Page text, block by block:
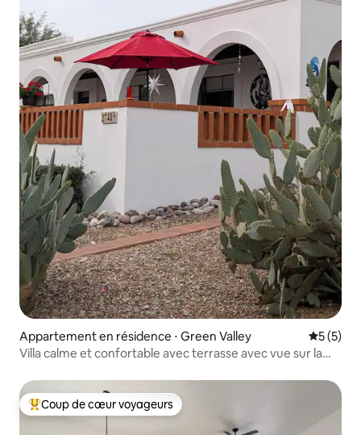
Appartement en résidence ⋅ Green Valley
5 (5)
Villa calme et confortable avec terrasse avec vue sur la
Coups de cœur voyageurs les plus appréciés
Coup de cœur voyageurs